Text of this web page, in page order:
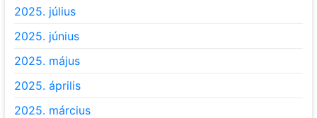
2025. július
2025. június
2025. május
2025. április
2025. március